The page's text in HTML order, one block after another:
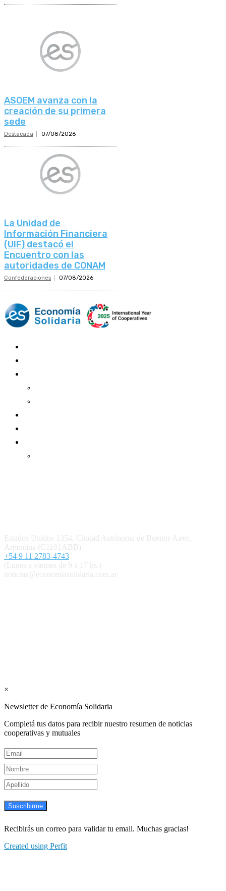
ASOEM avanza con la
creación de su primera
sede
Destacada 07/08/2026
La Unidad de
Información Financiera
(UIF) destacó el
Encuentro con las
autoridades de CONAM
Confederaciones 07/08/2026
Estados Unidos 1354, Ciudad Autónoma de Buenos Aires,
Argentina (C1101ABB)
+54 9 11 2783-4743
(Lunes a viernes de 9 a 17 hs.)
noticias@economiasolidaria.com.ar
×
Newsletter de Economía Solidaria
Completá tus datos para recibir nuestro resumen de noticias
cooperativas y mutuales
Suscribirme
Recibirás un correo para validar tu email. Muchas gracias!
Created using Perfit